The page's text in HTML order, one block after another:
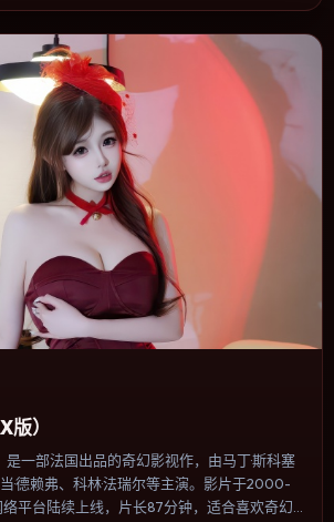
）
一部法国出品的奇幻影视作，由马丁·斯科塞
·德赖弗、科林·法瑞尔等主演。影片于2000-
络平台陆续上线，片长87分钟，适合喜欢奇幻